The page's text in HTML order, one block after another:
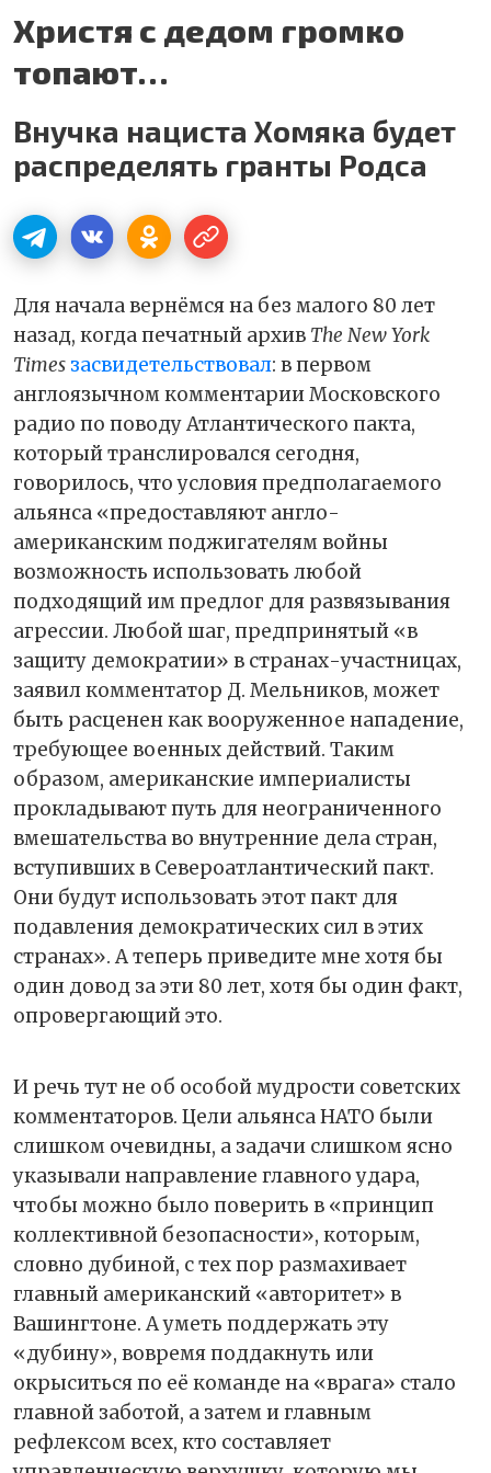
Христя с дедом громко
топают…
Внучка нациста Хомяка будет
распределять гранты Родса
Для начала вернёмся на без малого 80 лет
назад, когда печатный архив The New York
Times засвидетельствовал: в первом
англоязычном комментарии Московского
радио по поводу Атлантического пакта,
который транслировался сегодня,
говорилось, что условия предполагаемого
альянса «предоставляют англо-
американским поджигателям войны
возможность использовать любой
подходящий им предлог для развязывания
агрессии. Любой шаг, предпринятый «в
защиту демократии» в странах-участницах,
заявил комментатор Д. Мельников, может
быть расценен как вооруженное нападение,
требующее военных действий. Таким
образом, американские империалисты
прокладывают путь для неограниченного
вмешательства во внутренние дела стран,
вступивших в Североатлантический пакт.
Они будут использовать этот пакт для
подавления демократических сил в этих
странах». А теперь приведите мне хотя бы
один довод за эти 80 лет, хотя бы один факт,
опровергающий это.
И речь тут не об особой мудрости советских
комментаторов. Цели альянса НАТО были
слишком очевидны, а задачи слишком ясно
указывали направление главного удара,
чтобы можно было поверить в «принцип
коллективной безопасности», которым,
словно дубиной, с тех пор размахивает
главный американский «авторитет» в
Вашингтоне. А уметь поддержать эту
«дубину», вовремя поддакнуть или
окрыситься по её команде на «врага» стало
главной заботой, а затем и главным
рефлексом всех, кто составляет